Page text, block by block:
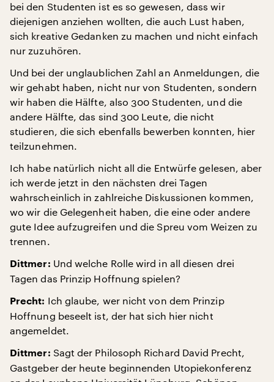
bei den Studenten ist es so gewesen, dass wir
diejenigen anziehen wollten, die auch Lust haben,
sich kreative Gedanken zu machen und nicht einfach
nur zuzuhören.
Und bei der unglaublichen Zahl an Anmeldungen, die
wir gehabt haben, nicht nur von Studenten, sondern
wir haben die Hälfte, also 300 Studenten, und die
andere Hälfte, das sind 300 Leute, die nicht
studieren, die sich ebenfalls bewerben konnten, hier
teilzunehmen.
Ich habe natürlich nicht all die Entwürfe gelesen, aber
ich werde jetzt in den nächsten drei Tagen
wahrscheinlich in zahlreiche Diskussionen kommen,
wo wir die Gelegenheit haben, die eine oder andere
gute Idee aufzugreifen und die Spreu vom Weizen zu
trennen.
Dittmer: Und welche Rolle wird in all diesen drei
Tagen das Prinzip Hoffnung spielen?
Precht: Ich glaube, wer nicht von dem Prinzip
Hoffnung beseelt ist, der hat sich hier nicht
angemeldet.
Dittmer: Sagt der Philosoph Richard David Precht,
Gastgeber der heute beginnenden Utopiekonferenz